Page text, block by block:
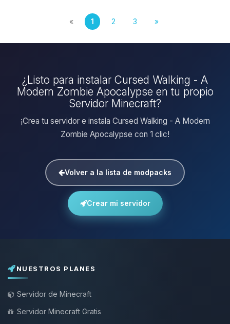
« 1 2 3 »
¿Listo para instalar Cursed Walking - A
Modern Zombie Apocalypse en tu propio
Servidor Minecraft?
¡Crea tu servidor e instala Cursed Walking - A Modern
Zombie Apocalypse con 1 clic!
Volver a la lista de modpacks
Crear mi servidor
NUESTROS PLANES
Servidor de Minecraft
Servidor Minecraft Gratis